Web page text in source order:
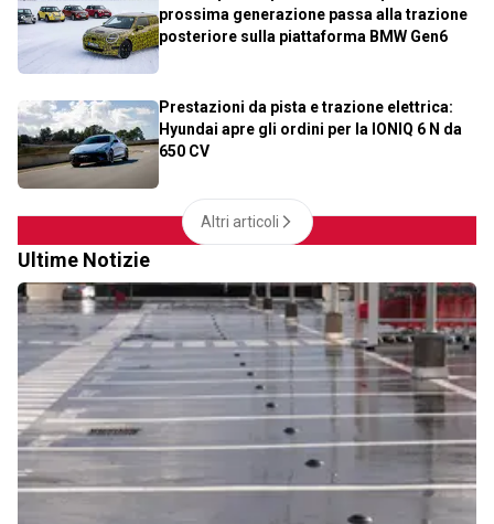
prossima generazione passa alla trazione
posteriore sulla piattaforma BMW Gen6
Prestazioni da pista e trazione elettrica:
Hyundai apre gli ordini per la IONIQ 6 N da
650 CV
Altri articoli
Ultime Notizie